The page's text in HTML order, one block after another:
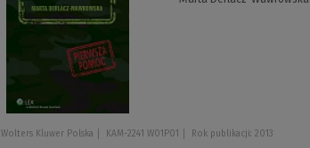
Wolters Kluwer Polska KAM-2241 W01P01 Rok publikacji: 2013